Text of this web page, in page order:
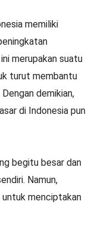
memiliki
merupakan suatu
turut membantu
demikian,
di Indonesia pun
begitu besar dan
Namun,
untuk menciptakan